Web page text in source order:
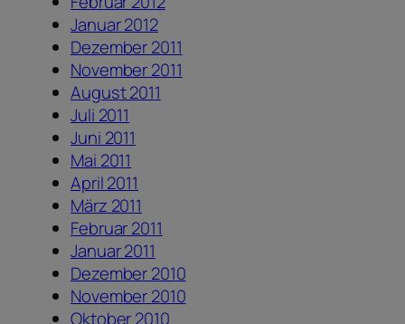
Januar 2012
Dezember 2011
November 2011
August 2011
Juli 2011
Juni 2011
Mai 2011
April 2011
März 2011
Februar 2011
Januar 2011
Dezember 2010
November 2010
Oktober 2010